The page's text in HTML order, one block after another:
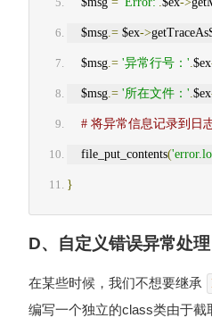
    $msg
.= $ex->
    $msg
.= '异常行号：'.$ex
    $msg
.= '所在文件：'.$ex
# 将异常信息记录到日
    file_put_contents
(
}
D、自定义错误异常处理
在某些时候，我们不想要继承
编写一个独立的class类由于截